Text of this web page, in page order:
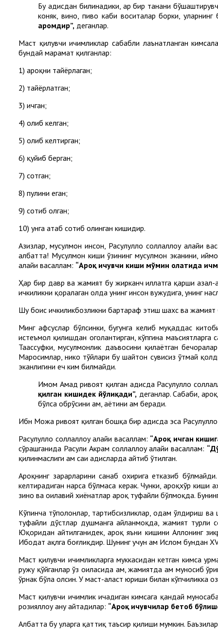
Бу ҳадисдан билинадики, ҳар бир танани
коняк, вино, пиво каби воситалар борки, уларнинг
ҳаромдир”, деганлар.
Маст қилувчи ичимликлар сабабли лаънатланган
бундай марҳамат қилганлар:
1) ароқни тайёрлаган;
2) тайёрлатган;
3) ичган;
4) олиб келган;
5) олиб келтирган;
6) қуйиб берган;
7) сотган;
8) пулини еган;
9) сотиб олган;
10) унга атаб сотиб олинган кишидир.
Азизлар, мусулмон инсон, Расулуллоҳ соллаллоҳу алайҳи
албатта! Мусулмон киши ўзининг мусулмон эканини,
алайҳи васаллам: “Ароқ ичувчи киши мўмин ҳолатида
Ҳар бир давр ва жамият бу жирканч иллатга қарши азал-
ичкиликни қоралаган ҳолда унинг инсон вужудига, унинг
Шу боис ичкиликбозликни бартараф этиш шахс ва жамият
Минг афсуслар бўлсинки, бугунга келиб муқаддас
истеъмол қилишдан огоҳлантирган, кўпгина
Таассуфки, мусулмонлик даъвосини қилаётган
Маросимлар, никоҳ тўйлари бу шайтон сувисиз ўтмай
эканлигини ҳеч ким билмайди.
Имом Аҳмад ривоят қилган ҳадисда Расулуллоҳ
қилган кишидек йўлиқади”, деганлар. Сабаби,
бўлса обрўсини ҳам, ҳаётини ҳам беради.
Ибн Можа ривоят қилган бошқа бир ҳадисда эса Расулуллоҳ
Расулуллоҳ соллаллоҳу алайҳи васаллам: “Ароқ ичган
сўрашганида Расули Акрам соллаллоҳу алайҳи васаллам:
қилинмаслиги ҳам саҳиҳ ҳадисларда айтиб ўтилган.
Ароқнинг зарарларини санаб охирига етказиб
келтирадиган нарса бўлмаса керак. Чунки, ароқхўр
зино ва оилавий хиёнатлар ароқ туфайли бўлмоқда.
Кўпинча тўполонлар, тартибсизликлар, одам ўлдириш
туфайли дўстлар душманга айланмоқда, жамият турли
Юқоридан айтилганидек, ароқ яъни кишини Аллоҳнинг
Ибодат ақлга боғлиқдир. Шунинг учун ҳам Ислом бундан
Маст қилувчи ичимликларга муккасидан кетган кимса
ружу қўйганлар ўз оиласида ҳам, жамиятда ҳам муносиб
ўрнак бўла олсин. У маст-аласт юриши билан кўпчиликка
Маст қилувчи ичимлик ичадиган кимсага қандай
розияллоҳу анҳу айтадилар: “Ароқ ичувчилар бетоб
Албатта бу уларга қаттиқ таъсир қилиши мумкин.